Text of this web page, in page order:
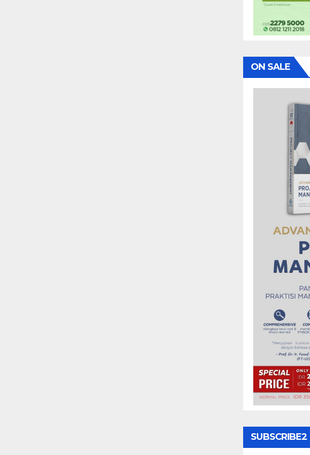
ON SALE
SUBSCRIBE2